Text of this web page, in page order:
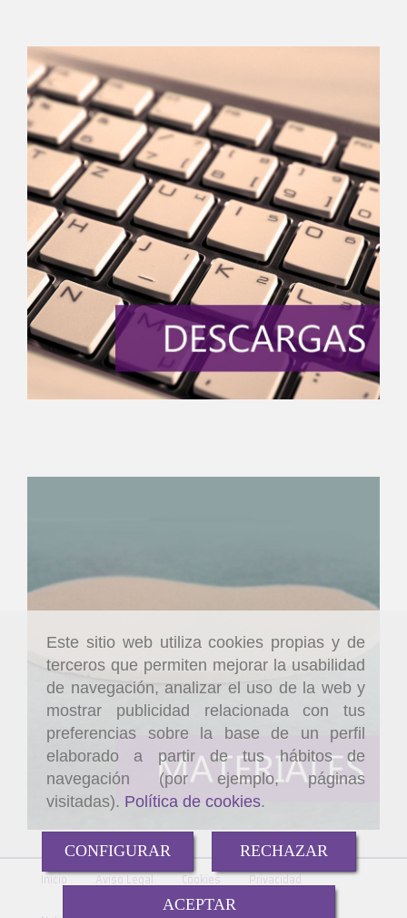
Este sitio web utiliza cookies propias y de
terceros que permiten mejorar la usabilidad
de navegación, analizar el uso de la web y
mostrar publicidad relacionada con tus
preferencias sobre la base de un perfil
elaborado a partir de tus hábitos de
navegación (por ejemplo, páginas
visitadas). Política de cookies.
CONFIGURAR RECHAZAR
ACEPTAR
Inicio Aviso Legal Cookies Privacidad